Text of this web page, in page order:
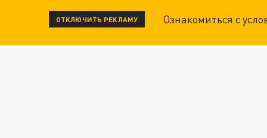
ОТКЛЮЧИТЬ РЕКЛАМУ Ознакомиться с